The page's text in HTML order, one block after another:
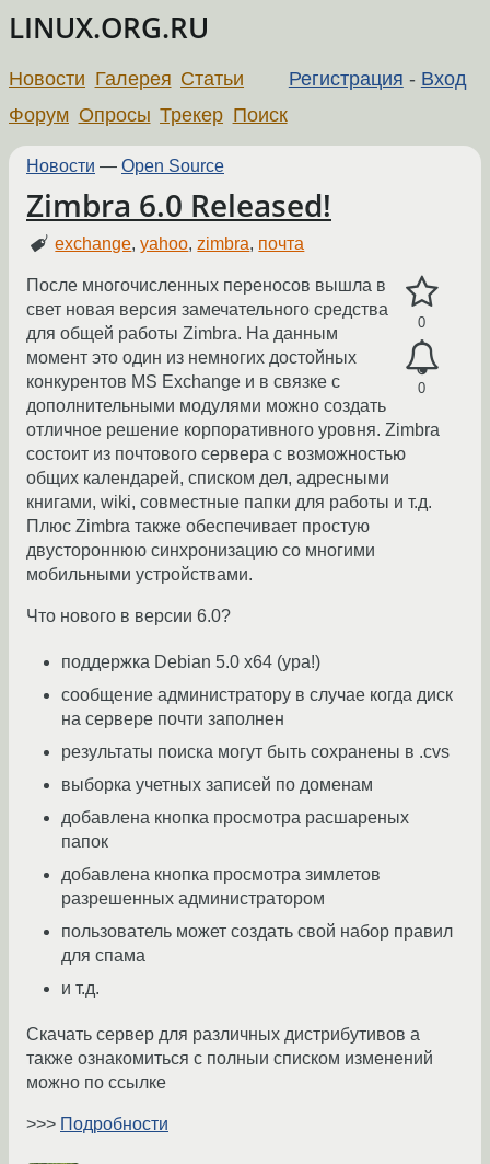
LINUX.ORG.RU
Регистрация - Вход
Новости Галерея Статьи
Форум Опросы Трекер Поиск
Новости — Open Source
Zimbra 6.0 Released!
exchange,yahoo,zimbra, почта
0
0
После многочисленных переносов вышла в
свет новая версия замечательного средства
для общей работы Zimbra. На данным
момент это один из немногих достойных
конкурентов MS Exchange и в связке с
дополнительными модулями можно создать
отличное решение корпоративного уровня. Zimbra
состоит из почтового сервера с возможностью
общих календарей, списком дел, адресными
книгами, wiki, совместные папки для работы и т.д.
Плюс Zimbra также обеспечивает простую
двустороннюю синхронизацию со многими
мобильными устройствами.
Что нового в версии 6.0?
поддержка Debian 5.0 x64 (ура!)
сообщение администратору в случае когда диск
на сервере почти заполнен
результаты поиска могут быть сохранены в .cvs
выборка учетных записей по доменам
добавлена кнопка просмотра расшареных
папок
добавлена кнопка просмотра зимлетов
разрешенных администратором
пользователь может создать свой набор правил
для спама
и т.д.
Скачать сервер для различных дистрибутивов а
также ознакомиться с полныи списком изменений
можно по ссылке
>>> Подробности